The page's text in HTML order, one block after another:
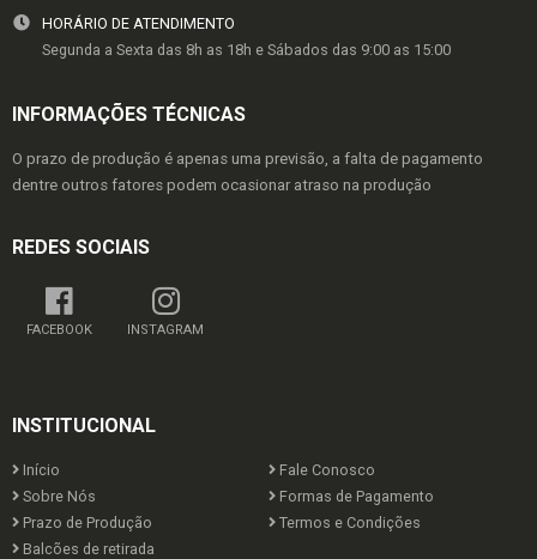
HORÁRIO DE ATENDIMENTO
Segunda a Sexta das 8h as 18h e Sábados das 9:00 as 15:00
INFORMAÇÕES TÉCNICAS
O prazo de produção é apenas uma previsão, a falta de pagamento
dentre outros fatores podem ocasionar atraso na produção
REDES SOCIAIS
FACEBOOK INSTAGRAM
INSTITUCIONAL
Início
Fale Conosco
Sobre Nós
Formas de Pagamento
Prazo de Produção
Termos e Condições
Balcões de retirada